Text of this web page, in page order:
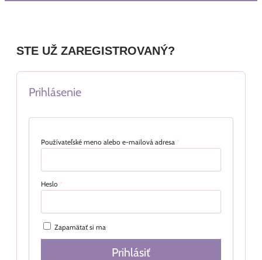
STE UŽ ZAREGISTROVANÝ?
Prihlásenie
Používateľské meno alebo e-mailová adresa *
Heslo *
Zapamätať si ma
Prihlásiť